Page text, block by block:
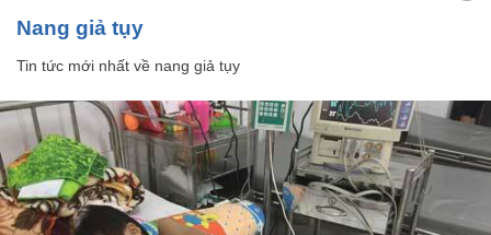
nang giả tụy
Tin tức mới nhất về nang giả tụy